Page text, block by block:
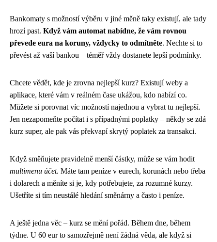
Bankomaty s možností výběru v jiné měně taky existují, ale tady
hrozí past. Když vám automat nabídne, že vám rovnou
převede eura na koruny, vždycky to odmítněte. Nechte si to
převést až vaší bankou – téměř vždy dostanete lepší podmínky.
Chcete vědět, kde je zrovna nejlepší kurz? Existují weby a
aplikace, které vám v reálném čase ukážou, kdo nabízí co.
Můžete si porovnat víc možností najednou a vybrat tu nejlepší.
Jen nezapomeňte počítat i s případnými poplatky – někdy se zdá
kurz super, ale pak vás překvapí skrytý poplatek za transakci.
Když směňujete pravidelně menší částky, může se vám hodit
multimenu účet. Máte tam peníze v eurech, korunách nebo třeba
i dolarech a měníte si je, kdy potřebujete, za rozumné kurzy.
Ušetříte si tím neustálé hledání směnárny a často i peníze.
A ještě jedna věc – kurz se mění pořád. Během dne, během
týdne. U 60 eur to samozřejmě není žádná věda, ale když si